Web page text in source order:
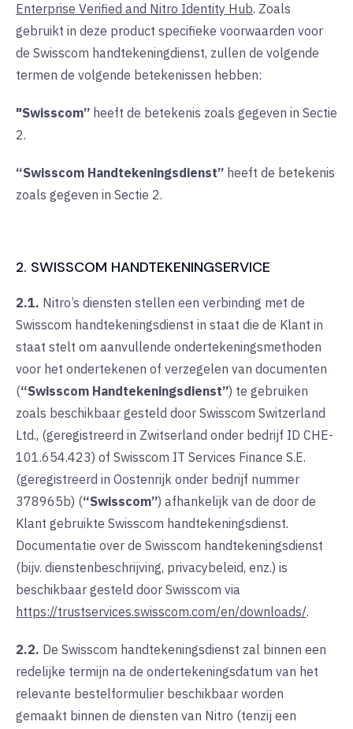
Enterprise Verified and Nitro Identity Hub. Zoals
gebruikt in deze product specifieke voorwaarden voor
de Swisscom handtekeningdienst, zullen de volgende
termen de volgende betekenissen hebben:
"Swisscom” heeft de betekenis zoals gegeven in Sectie
2.
“Swisscom Handtekeningsdienst” heeft de betekenis
zoals gegeven in Sectie 2.
2. SWISSCOM HANDTEKENINGSERVICE
2.1. Nitro’s diensten stellen een verbinding met de
Swisscom handtekeningsdienst in staat die de Klant in
staat stelt om aanvullende ondertekeningsmethoden
voor het ondertekenen of verzegelen van documenten
(“Swisscom Handtekeningsdienst”) te gebruiken
zoals beschikbaar gesteld door Swisscom Switzerland
Ltd., (geregistreerd in Zwitserland onder bedrijf ID CHE-
101.654.423) of Swisscom IT Services Finance S.E.
(geregistreerd in Oostenrijk onder bedrijf nummer
378965b) (“Swisscom”) afhankelijk van de door de
Klant gebruikte Swisscom handtekeningsdienst.
Documentatie over de Swisscom handtekeningsdienst
(bijv. dienstenbeschrijving, privacybeleid, enz.) is
beschikbaar gesteld door Swisscom via
https://trustservices.swisscom.com/en/downloads/.
2.2. De Swisscom handtekeningsdienst zal binnen een
redelijke termijn na de ondertekeningsdatum van het
relevante bestelformulier beschikbaar worden
gemaakt binnen de diensten van Nitro (tenzij een